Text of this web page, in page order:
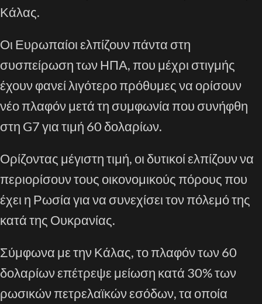
Κάλας.
Οι Ευρωπαίοι ελπίζουν πάντα στη
συσπείρωση των ΗΠΑ, που μέχρι στιγμής
έχουν φανεί λιγότερο πρόθυμες να ορίσουν
νέο πλαφόν μετά τη συμφωνία που συνήφθη
στη G7 για τιμή 60 δολαρίων.
Ορίζοντας μέγιστη τιμή, οι δυτικοί ελπίζουν να
περιορίσουν τους οικονομικούς πόρους που
έχει η Ρωσία για να συνεχίσει τον πόλεμό της
κατά της Ουκρανίας.
Σύμφωνα με την Κάλας, το πλαφόν των 60
δολαρίων επέτρεψε μείωση κατά 30% των
ρωσικών πετρελαϊκών εσόδων, τα οποία